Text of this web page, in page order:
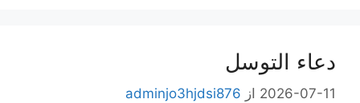
دعاء التوسل
2026-07-11 از adminjo3hjdsi876